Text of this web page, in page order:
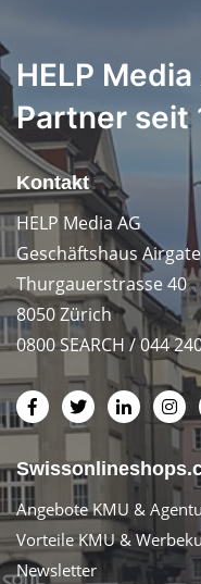
HELP
Partner seit
Kontakt
HELP Media AG
Geschäftshaus Airgate
Thurgauerstrasse 40
8050 Zürich
0800 SEARCH / 044
Angebote KMU &
Vorteile KMU &
Newsletter